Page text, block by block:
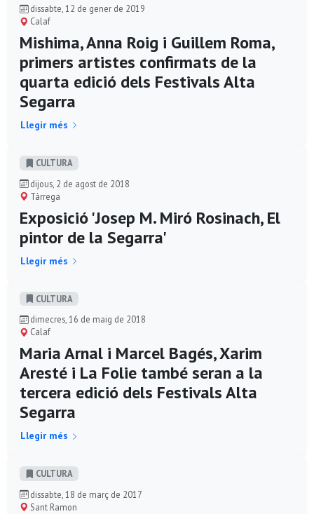
dissabte, 12 de gener de 2019
Calaf
Mishima, Anna Roig i Guillem Roma,
primers artistes confirmats de la
quarta edició dels Festivals Alta
Segarra
Llegir més
CULTURA
dijous, 2 de agost de 2018
Tàrrega
Exposició 'Josep M. Miró Rosinach, El
pintor de la Segarra'
Llegir més
CULTURA
dimecres, 16 de maig de 2018
Calaf
Maria Arnal i Marcel Bagés, Xarim
Aresté i La Folie també seran a la
tercera edició dels Festivals Alta
Segarra
Llegir més
CULTURA
dissabte, 18 de març de 2017
Sant Ramon